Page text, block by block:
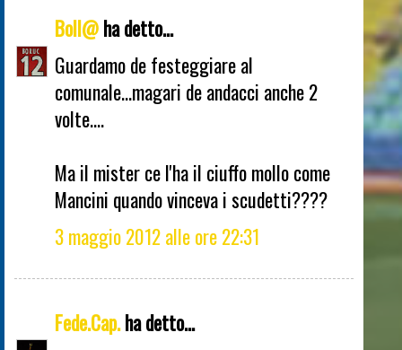
Boll@ha detto...
Guardamo de festeggiare al
comunale...magari de andacci anche 2
volte....
Ma il mister ce l'ha il ciuffo mollo come
Mancini quando vinceva i scudetti????
3 maggio 2012 alle ore 22:31
Fede.Cap.ha detto...